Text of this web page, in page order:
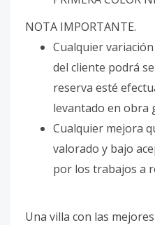
NOTA IMPORTANTE.
Cualquier
del cliente podrá
reserva esté
levantado en obra
Cualquier mejora
valorado y bajo
por los trabajos a
Una villa con las